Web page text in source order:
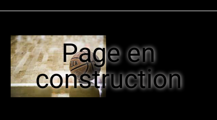
Page en
construction